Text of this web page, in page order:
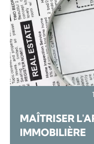
MAÎTRISER
IMMOBILIÈRE